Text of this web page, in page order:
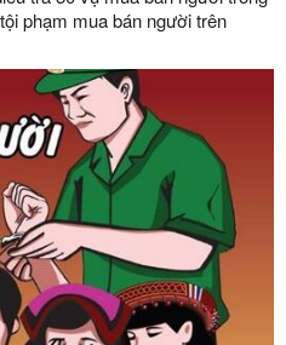
phạm mua bán người trên